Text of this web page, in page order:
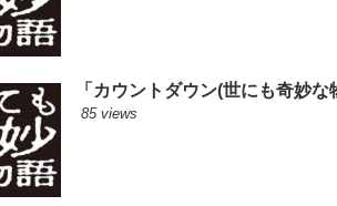
「カウントダウン(世にも奇妙
85 views